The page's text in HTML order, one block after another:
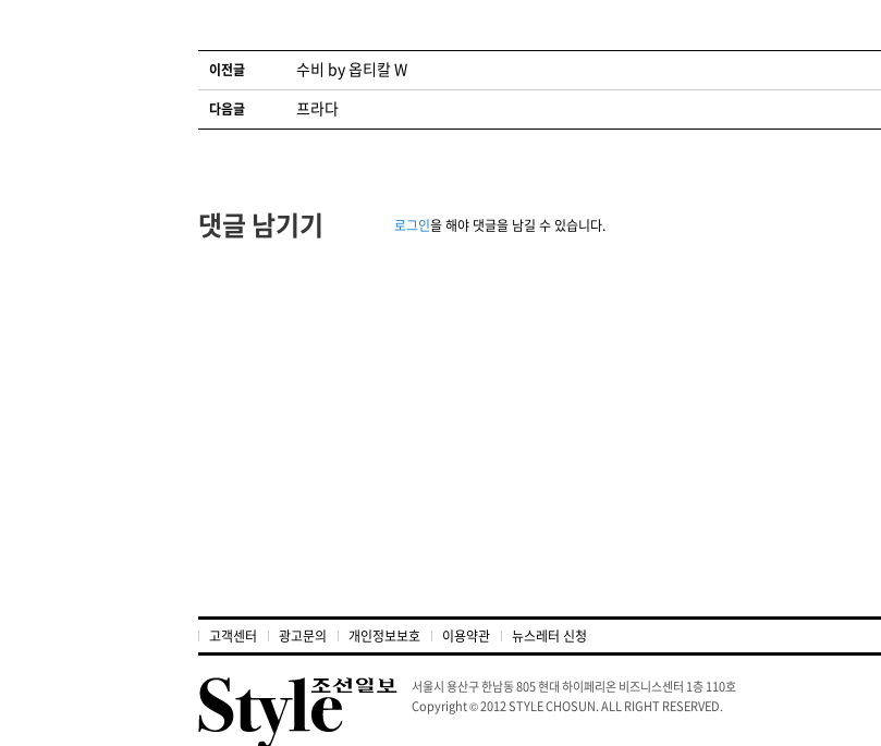
글 네비게이션
이전글 수비 by 옵티칼 W
다음글 프라다
댓글 남기기 로그인을 해야 댓글을 남길 수 있습니다.
고객센터 광고문의 개인정보보호 이용약관 뉴스레터 신청
서울시 용산구 한남동 805 현대 하이페리온 비즈니스센터 1층 110호
Copyright © 2012 STYLE CHOSUN. ALL RIGHT RESERVED.